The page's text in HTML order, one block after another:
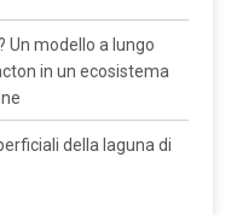
Un modello a lungo
in un ecosistema
della laguna di